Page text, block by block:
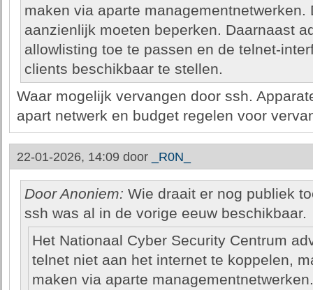
maken via aparte
aanzienlijk moeten beperken. Daarnaast
allowlisting toe te passen en de telnet-
clients beschikbaar te stellen.
Waar mogelijk vervangen door ssh.
apart netwerk en budget regelen voor
22-01-2026, 14:09 door _R0N_
Door Anoniem: Wie draait er nog publiek
ssh was al in de vorige eeuw beschikbaar.
Het Nationaal Cyber Security Centrum
telnet niet aan het internet te koppelen,
maken via aparte